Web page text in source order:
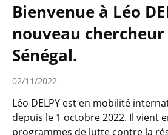
Bienvenue à Léo
nouveau
Sénégal.
02/11/2022
Léo DELPY est en mobilité
depuis le 1 octobre 2022. Il vient
programmes de lutte contre la